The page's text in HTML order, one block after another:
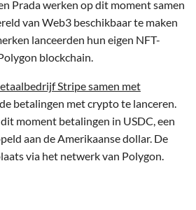
Prada werken op dit moment samen
van Web3 beschikbaar te maken
lanceerden hun eigen NFT-
blockchain.
Stripe samen met
betalingen met crypto te lanceren.
moment betalingen in USDC, een
aan de Amerikaanse dollar. De
via het netwerk van Polygon.